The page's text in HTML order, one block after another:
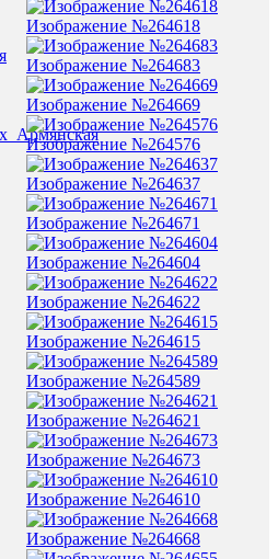
Изображение №264618
Изображение №264683
Изображение №264669
Изображение №264576
Изображение №264637
Изображение №264671
Изображение №264604
Изображение №264622
Изображение №264615
Изображение №264589
Изображение №264621
Изображение №264673
Изображение №264610
Изображение №264668